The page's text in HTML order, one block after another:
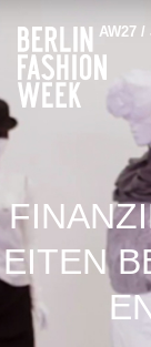
AW27
EITEN